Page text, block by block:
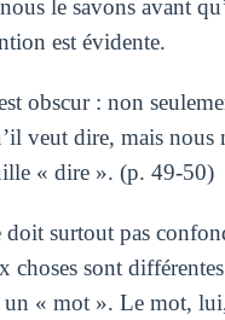
le savons avant
est évidente.
obscur : non
veut dire, mais nous
« dire ». (p. 49-50)
surtout pas
choses sont
un « mot ». Le mot,